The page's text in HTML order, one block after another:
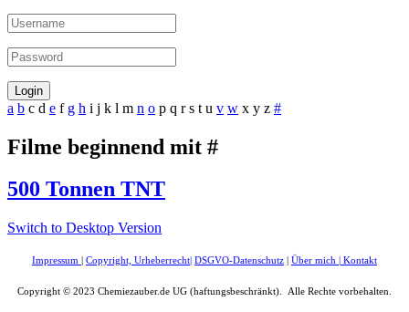
a b c d e f g h i j k l m n o p q r s t u v w x y z #
Filme beginnend mit #
500 Tonnen TNT
Switch to Desktop Version
Impressum Copyright, Urheberrecht DSGVO-Datenschutz Über mich Kontakt
Copyright © 2023 Chemiezauber.de UG (haftungsbeschränkt). Alle Rechte vorbehalten.